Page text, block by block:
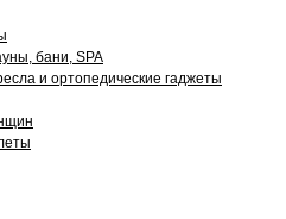
бани, SPA
и ортопедические гаджеты